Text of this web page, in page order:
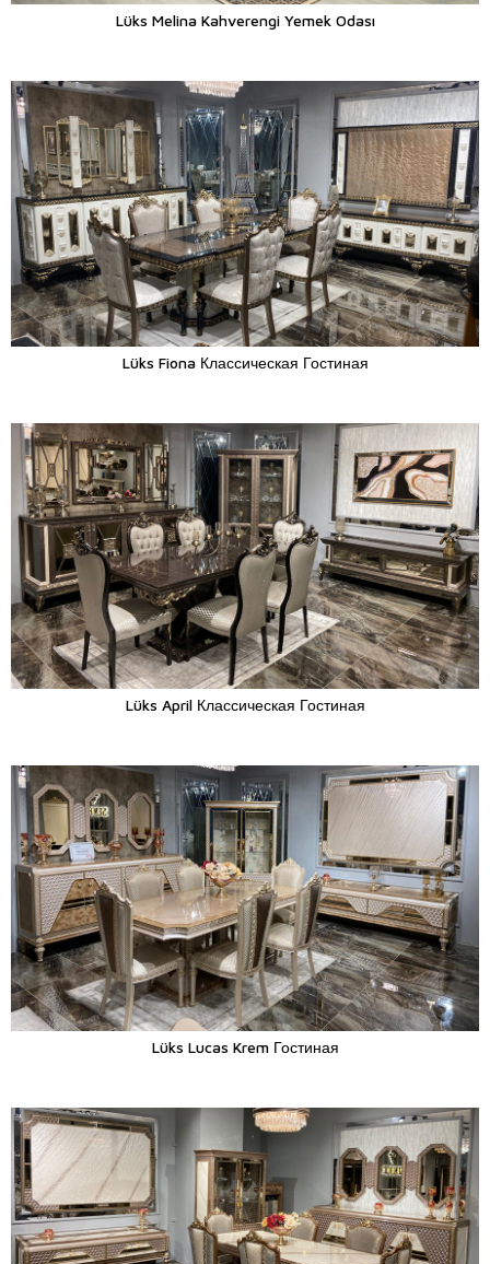
Lüks Melina Kahverengi Yemek Odası
Lüks Fiona Классическая Гостиная
Lüks April Классическая Гостиная
Lüks Lucas Krem Гостиная